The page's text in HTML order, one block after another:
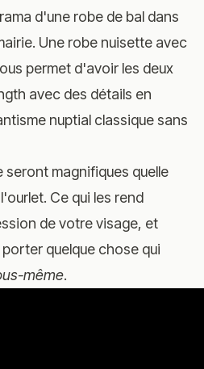
d'une robe de bal dans
Une robe nuisette avec
permet d'avoir les deux
avec des détails en
nuptial classique sans
magnifiques quelle
Ce qui les rend
de votre visage, et
quelque chose qui
même.